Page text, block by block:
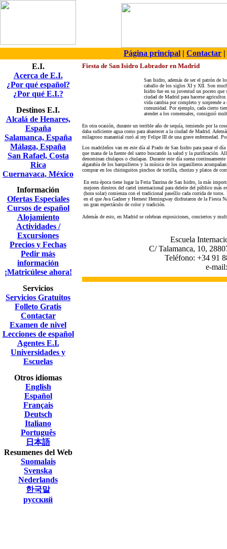
Página principal | Contactar |
E.I.
Acerca de E.I.
¿Por qué español?
¿Por qué E.I.?
Destinos E.I.
Alcalá de Henares,
España
Salamanca, España
Málaga, España
San Rafael, Costa
Rica
Cuernavaca, México
Información
Ofertas Especiales
Cursos de español
Alojamiento
Actividades /
Excursiones
Precios y Fechas
Pedir más
información
¡Matricúlese ahora!
Servicios
Servicios Gratuitos
Folleto Gratis
Contactar
Examen de nivel
Lecciones de español
Agentes E.I.
Universidades y
Escuelas
Otros idiomas
English
Español
Français
Deutsch
Italiano
Português
日本語
Resumenes del Web
Suomalais
Svenska
Nederlands
한국말
русский
Fiesta de San Isidro Labrador en Madrid
San Isidro, además de ser el patrón de
caballo de los siglos XI y XII. Son
Isidro fue en su juventud un pocero que
ciudad de Madrid para hacerse
vida cambia por completo y sorprende
comunidad. Por ejemplo, cada cierto
atender a los comensales, consiguió
En otra ocasión, durante un terrible año de sequía, temiendo por la
daba suficiente agua como para abastecer a la ciudad de Madrid.
milagroso manantial curó al rey Felipe III de una grave enfermedad.
Los madrileños van en este día al Prado de San Isidro para pasar el
que mana de la fuente del santo buscando la salud y la purificación.
denominan chulapos o chulapas. Durante este día suena
algarabía de los barquilleros y la música de los organilleros
comprar en los chiringuitos pinchos de tortilla, chorizo y platos de
En esta época tiene lugar la Feria Taurina de San Isidro, la más
mejores diestros del cartel internacional para deleite del público más
(hora solar) comienza con el tradicional paseíllo cada corrida de
en el que Ava Gadner y Hernest Hemingway disfrutaron de la Fiesta
un gran espectáculo de color y tradición.
Además de esto, en Madrid se celebran exposiciones, conciertos y
Escuela
C/ Talamanca, 10,
Teléfono: +34 91
e-